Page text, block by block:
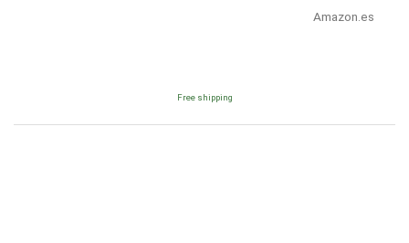
Amazon.es
Free shipping